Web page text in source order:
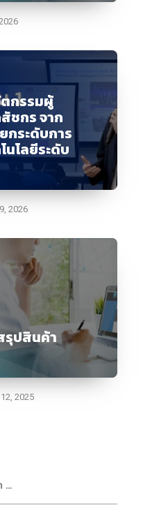
ตกรรมผู้
ชกร จาก
ระดับการ
นโลยีระดับ
2026
รุปสินค้า
2025